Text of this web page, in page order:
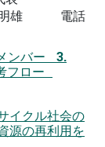
雄 電話
ンバー 3.
フロー
イクル社会の
源の再利用を